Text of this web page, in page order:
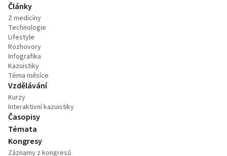
Články
Z medicíny
Technologie
Lifestyle
Rozhovory
Infografika
Kazuistiky
Téma měsíce
Vzdělávání
Kurzy
Interaktivní kazuistiky
Časopisy
Témata
Kongresy
Záznamy z kongresů